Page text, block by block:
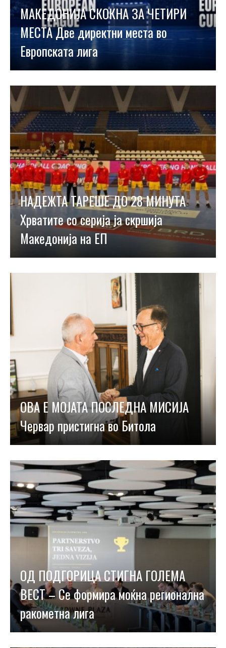
МАКЕДОНИЈА СКОКНА ЗА ЧЕТИРИ
МЕСТА Две директни места во
Европската лига
НАДЕЖТА ТАРЕШЕ ДО 28 МИНУТА
Хрватите со серија ја скршија
Македонија на ЕП
ОВА Е МОЈАТА ПОСЛЕДНА МИСИЈА
Червар пристигна во Битола
ОД ПОДГОРИЦА СТИГНА ГОЛЕМА
ВЕСТ – Се формира моќна регионална
ракометна лига